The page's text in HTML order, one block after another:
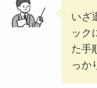
いざ
ック
た手
っか